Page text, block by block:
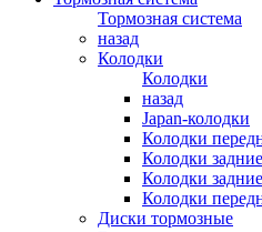
Тормозная система
назад
Колодки
Колодки
назад
Japan-колодки
Колодки
Колодки задние
Колодки
Колодки
Диски тормозные